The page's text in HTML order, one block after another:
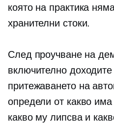
която на практика
хранителни стоки.
След проучване на
включително
притежаването на
определи от какво
какво му липсва и